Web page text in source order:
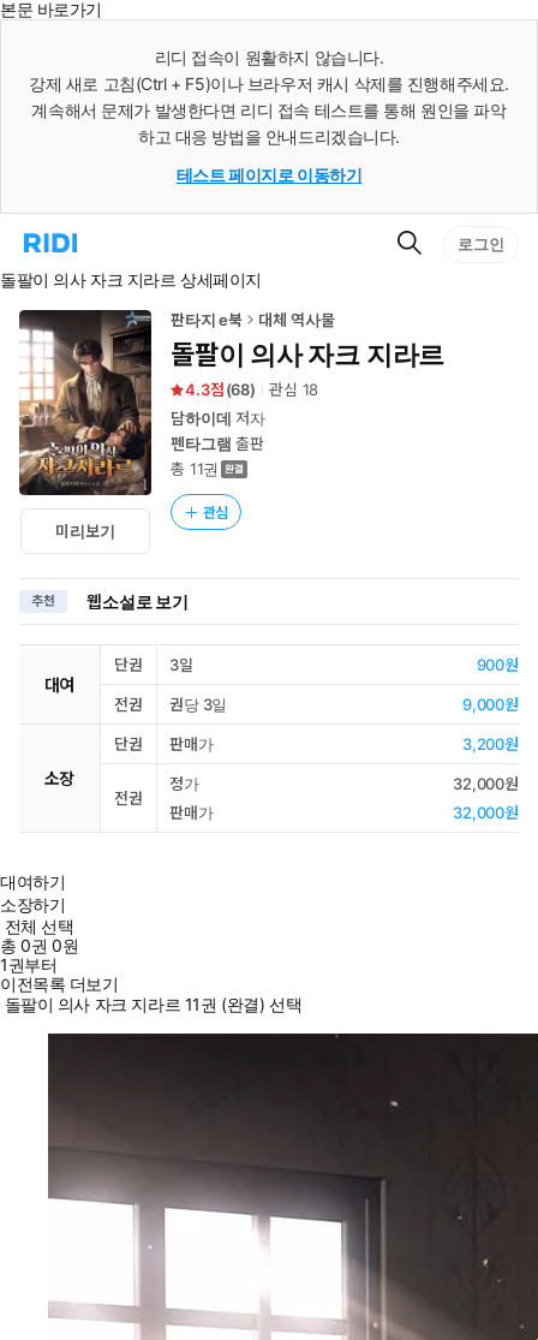
본문 바로가기
리디 접속이 원활하지 않습니다.
강제 새로 고침(Ctrl + F5)이나 브라우저 캐시 삭제를 진행해주세요.
계속해서 문제가 발생한다면 리디 접속 테스트를 통해 원인을 파악
하고 대응 방법을 안내드리겠습니다.
테스트 페이지로 이동하기
리
홈
로
이
동
검
로그인
돌팔이 의사 자크 지라르 상세페이지
미리보기
판타지 e북 대체 역사물
돌팔이 의사 자크 지라르
4.3 (68) 관심 18
담하이데 저자
펜타그램 출판
총 11권
관심
추천 웹소설로 보기
대여
단권 3일 900원
전권 권당 3일 9,000원
소장
단권 판매가 3,200원
전권
정가
32,000원
판매가
32,000원
대여하기
소장하기
전체 선택
총0권 0원
1권부터
이전목록 더보기
돌팔이 의사 자크 지라르 11권 (완결) 선택